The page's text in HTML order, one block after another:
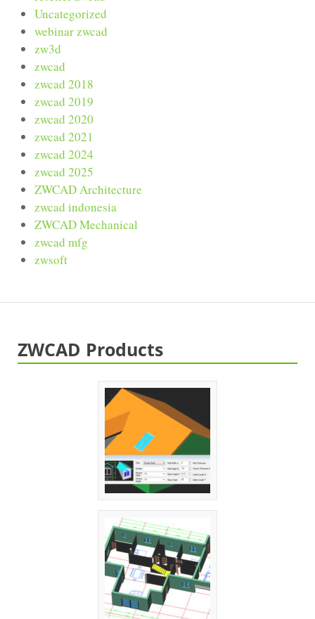
Uncategorized
webinar zwcad
zw3d
zwcad
zwcad 2018
zwcad 2019
zwcad 2020
zwcad 2021
zwcad 2024
zwcad 2025
ZWCAD Architecture
zwcad indonesia
ZWCAD Mechanical
zwcad mfg
zwsoft
ZWCAD Products